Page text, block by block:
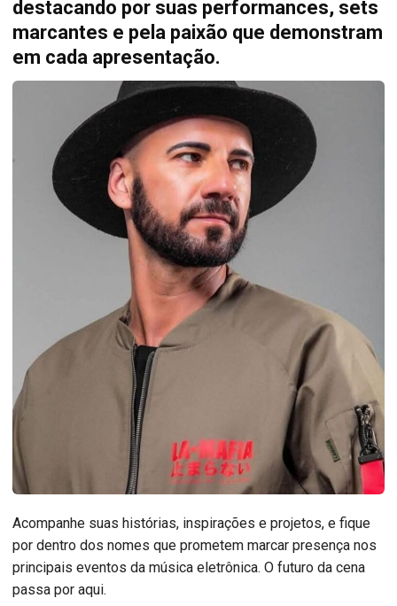
destacando por suas performances, sets
marcantes e pela paixão que demonstram
em cada apresentação.
Acompanhe suas histórias, inspirações e projetos, e fique
por dentro dos nomes que prometem marcar presença nos
principais eventos da música eletrônica. O futuro da cena
passa por aqui.